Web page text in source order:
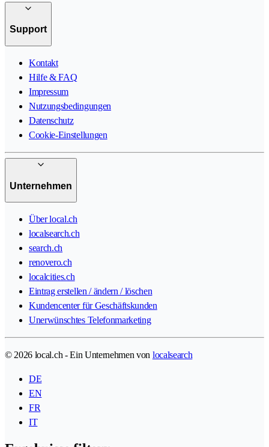
Support
Kontakt
Hilfe & FAQ
Impressum
Nutzungsbedingungen
Datenschutz
Cookie-Einstellungen
Unternehmen
Über local.ch
localsearch.ch
search.ch
renovero.ch
localcities.ch
Eintrag erstellen / ändern / löschen
Kundencenter für Geschäftskunden
Unerwünschtes Telefonmarketing
© 2026 local.ch - Ein Unternehmen von localsearch
DE
EN
FR
IT